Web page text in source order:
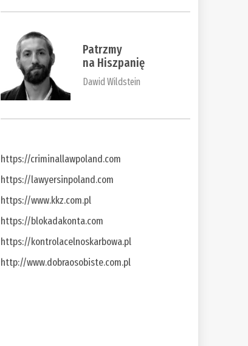
Patrzmy
na Hiszpanię
Dawid Wildstein
https://criminallawpoland.com
https://lawyersinpoland.com
https://www.kkz.com.pl
https://blokadakonta.com
https://kontrolacelnoskarbowa.pl
http://www.dobraosobiste.com.pl